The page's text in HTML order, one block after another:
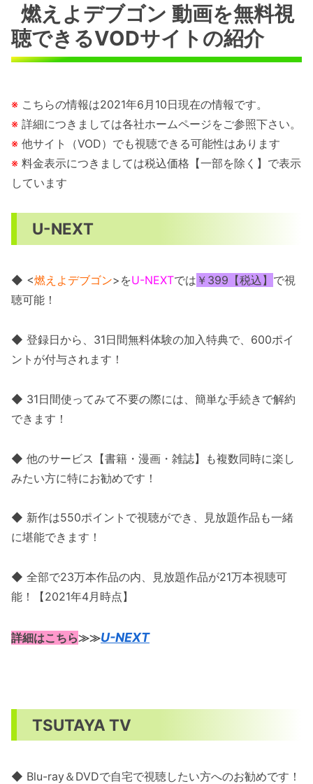
燃えよデブゴン 動画を無料視
聴できるVODサイトの紹介
※ こちらの情報は2021年6月10日現在の情報です。
※ 詳細につきましては各社ホームページをご参照下さい。
※ 他サイト（VOD）でも視聴できる可能性はあります
※ 料金表示につきましては税込価格【一部を除く】で表示
しています
U-NEXT
◆ <燃えよデブゴン>をU-NEXTでは ￥399【税込】 で視
聴可能！
◆ 登録日から、31日間無料体験の加入特典で、600ポイ
ントが付与されます！
◆ 31日間使ってみて不要の際には、簡単な手続きで解約
できます！
◆ 他のサービス【書籍・漫画・雑誌】も複数同時に楽し
みたい方に特にお勧めです！
◆ 新作は550ポイントで視聴ができ、見放題作品も一緒
に堪能できます！
◆ 全部で23万本作品の内、見放題作品が21万本視聴可
能！【2021年4月時点】
詳細はこちら≫≫U-NEXT
TSUTAYA TV
◆ Blu-ray＆DVDで自宅で視聴したい方へのお勧めです！